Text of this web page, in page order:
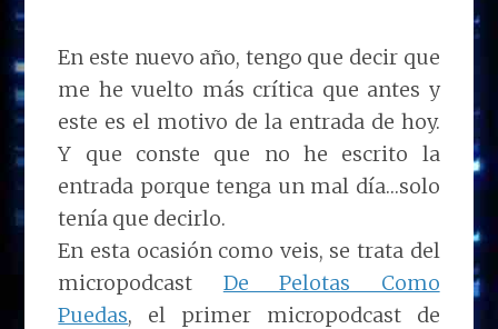
En este nuevo año, tengo que decir que
me he vuelto más crítica que antes y
este es el motivo de la entrada de hoy.
Y que conste que no he escrito la
entrada porque tenga un mal día…solo
tenía que decirlo.
En esta ocasión como veis, se trata del
micropodcast De Pelotas Como
Puedas, el primer micropodcast de